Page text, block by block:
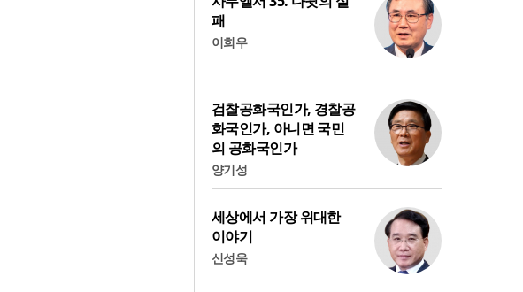
패
이희우
검찰공화국인가, 경찰공
화국인가, 아니면 국민
의 공화국인가
양기성
세상에서 가장 위대한
이야기
신성욱